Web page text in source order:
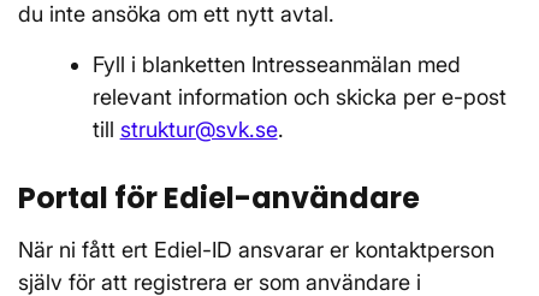
du inte ansöka om ett nytt avtal.
Fyll i blanketten Intresseanmälan med
relevant information och skicka per e-post
till struktur@svk.se.
Portal för Ediel-användare
När ni fått ert Ediel-ID ansvarar er kontaktperson
själv för att registrera er som användare i